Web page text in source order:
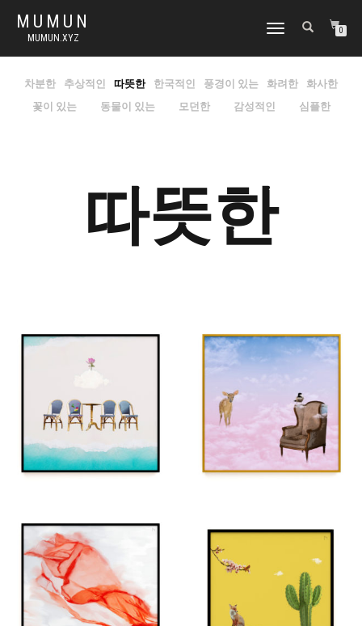
MUMUN
MUMUN.XYZ
토
내
게
이
0
차분한 추상적인 따뜻한 한국적인 풍경이 있는 화려한
화사한
꽃이 있는
동물이 있는 모던한 감성적인 심플한
따뜻한